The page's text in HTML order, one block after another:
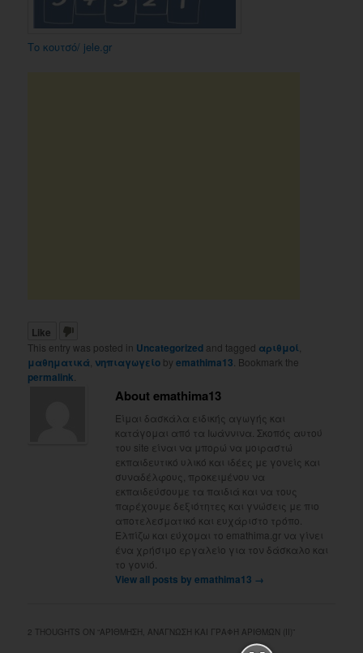
Το κουτσό/ jele.gr
Like
This entry was posted in Uncategorized and tagged αριθμοί
μαθηματικά νηπιαγωγείο byemathima13 . Bookmark the
permalink
About emathima13
Είμαι δασκάλα ειδικής αγωγής και
κατάγομαι από τα Ιωάννινα. Σκοπός αυτού
του site είναι να μπορώ να μοιραστώ
εκπαιδευτικό υλικό και ιδέες με γονείς και
συναδέλφους, προκειμένου να
εκπαιδεύσουμε τα παιδιά και να τους
παρέχουμε δεξιότητες και γνώσεις με πιο
αποτελεσματικό και ευχάριστο τρόπο.
Ελπίζω και εύχομαι το emathima.gr να γίνει
ένα χρήσιμο εργαλείο για τον δάσκαλο και
το γονιό.
View all posts by emathima13 →
2 THOUGHTS ON “ΑΡΊΘΜΗΣΗ, ΑΝΆΓΝΩΣΗ ΚΑΙ ΓΡΑΦΉ ΑΡΙΘΜΏΝ (ΙΙ) ”